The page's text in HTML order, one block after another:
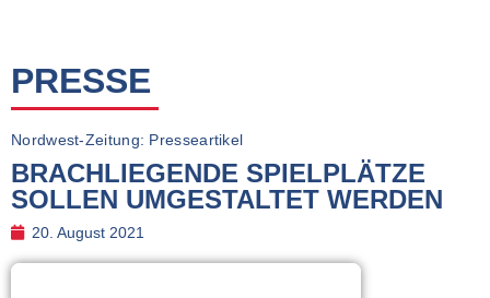
PRESSE
Nordwest-Zeitung: Presseartikel
BRACHLIEGENDE SPIELPLÄTZE
SOLLEN UMGESTALTET WERDEN
20. August 2021